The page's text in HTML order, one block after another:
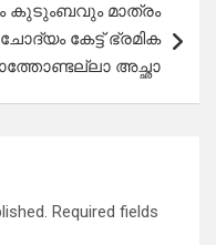
കുടുംബവും മാത്രം
കേട്ട് ഭ്രമിക
അച്ഛാ
Required fields